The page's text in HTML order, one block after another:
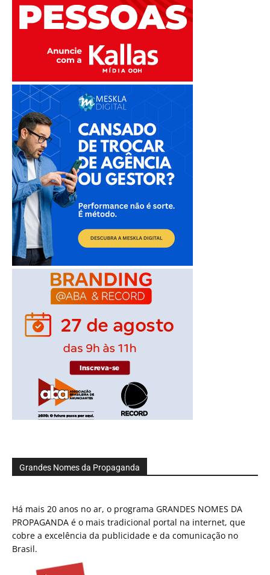
Grandes Nomes da Propaganda
Há mais 20 anos no ar, o programa GRANDES NOMES DA
PROPAGANDA é o mais tradicional portal na internet, que
cobre a excelência da publicidade e da comunicação no
Brasil.